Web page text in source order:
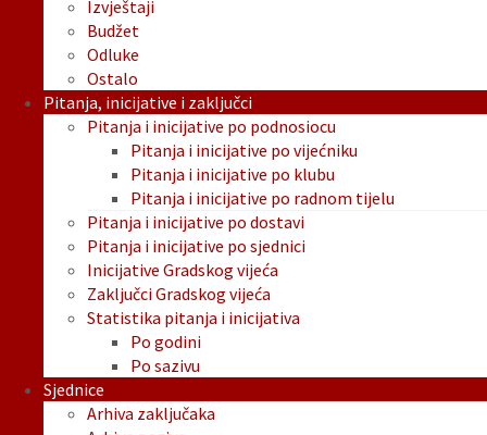
Izvještaji
Budžet
Odluke
Ostalo
Pitanja, inicijative i zaključci
Pitanja i inicijative po podnosiocu
Pitanja i inicijative po vijećniku
Pitanja i inicijative po klubu
Pitanja i inicijative po radnom tijelu
Pitanja i inicijative po dostavi
Pitanja i inicijative po sjednici
Inicijative Gradskog vijeća
Zaključci Gradskog vijeća
Statistika pitanja i inicijativa
Po godini
Po sazivu
Sjednice
Arhiva zaključaka